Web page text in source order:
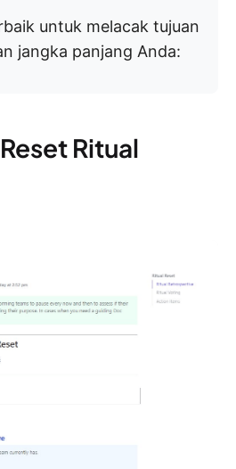
untuk melacak tujuan
jangka panjang Anda:
Ritual